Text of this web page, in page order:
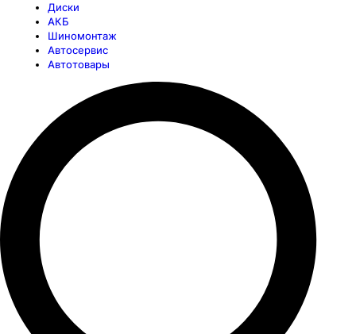
Диски
АКБ
Шиномонтаж
Автосервис
Автотовары